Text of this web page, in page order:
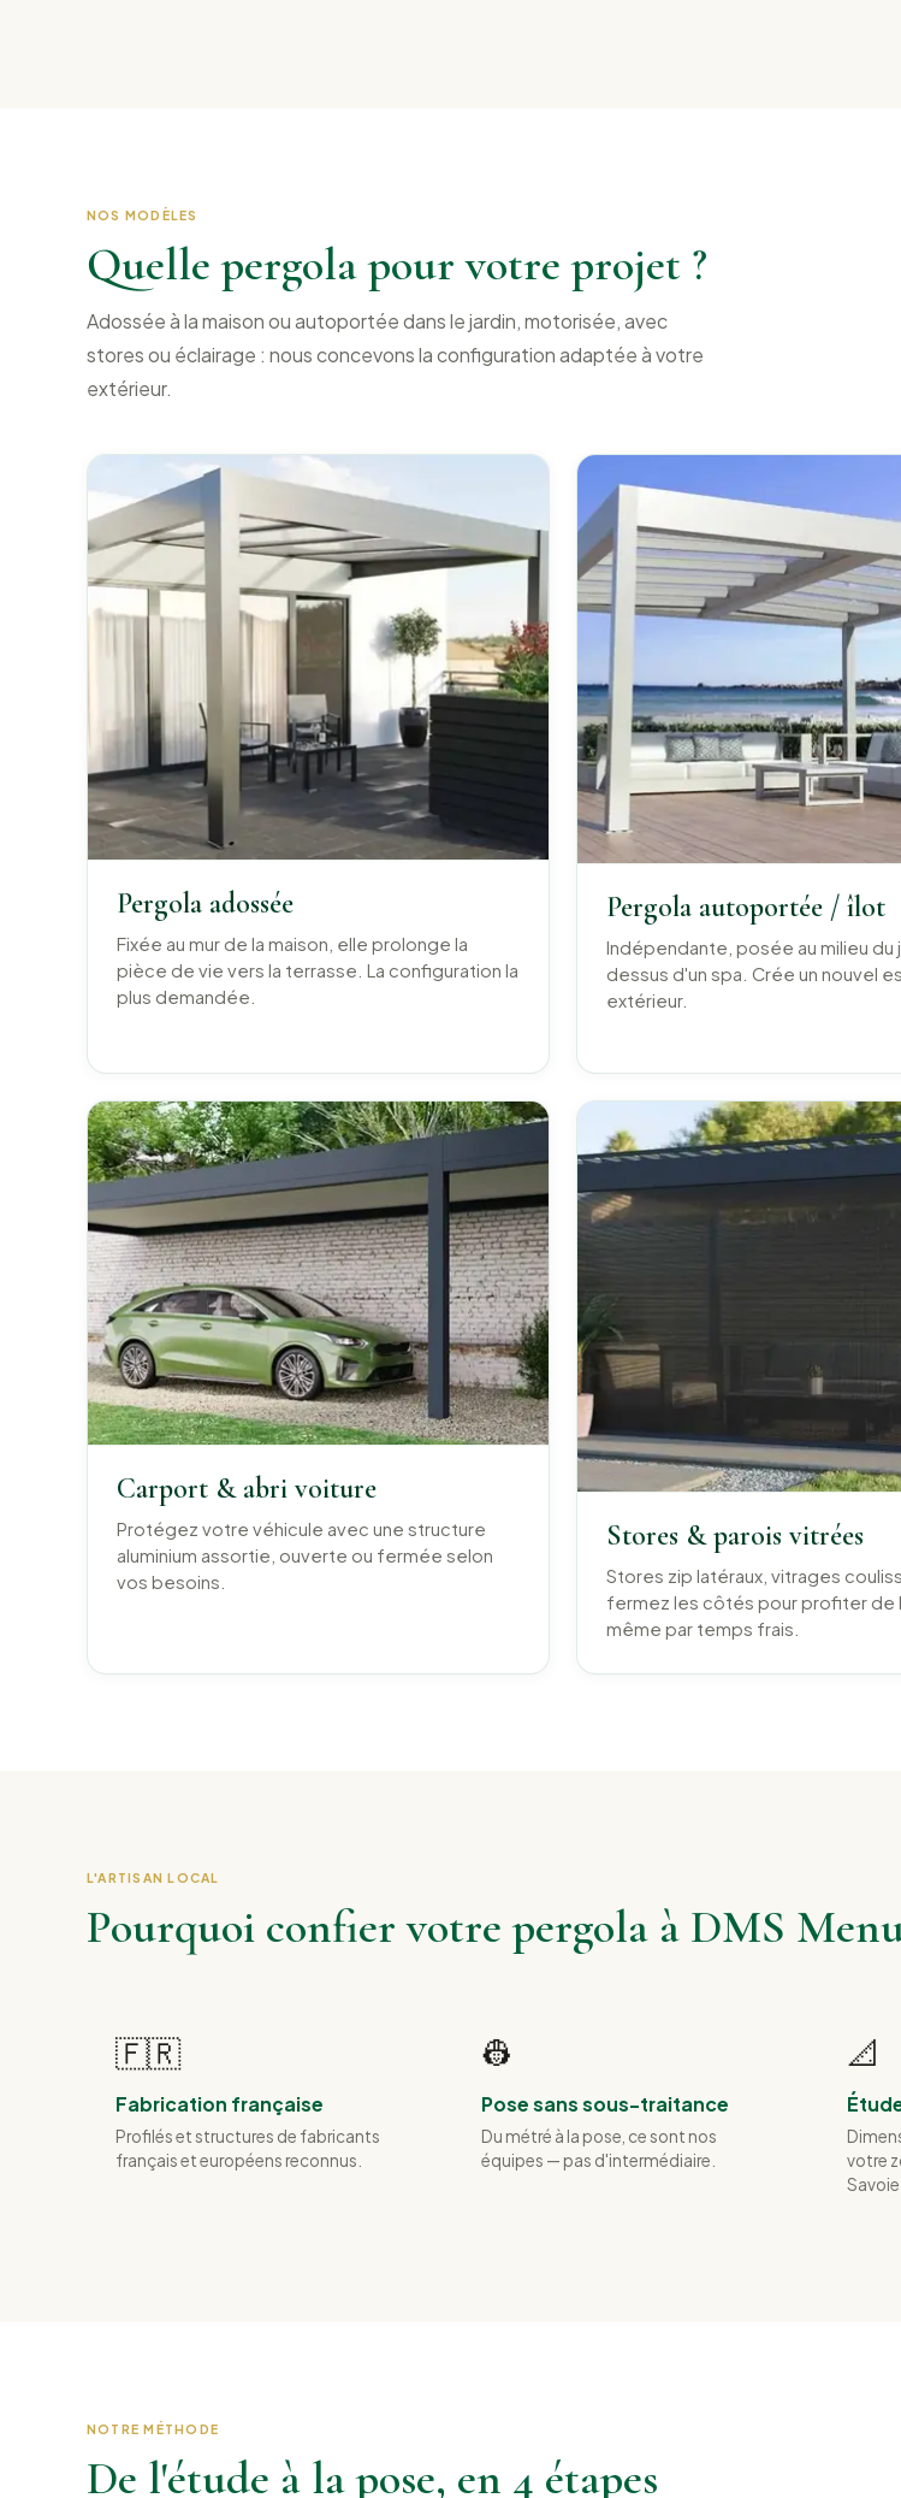
NOS MODÈLES
Quelle pergola pour votre projet ?
Adossée à la maison ou autoportée dans le jardin, motorisée, avec
stores ou éclairage : nous concevons la configuration adaptée à votre
extérieur.
Pergola adossée
Fixée au mur de la maison, elle prolonge la
pièce de vie vers la terrasse. La configuration la
plus demandée.
Pergola autoportée / îlot
Indépendante, posée au milieu du
dessus d'un spa. Crée un nouvel
extérieur.
Carport & abri voiture
Protégez votre véhicule avec une structure
aluminium assortie, ouverte ou fermée selon
vos besoins.
Stores & parois vitrées
Stores zip latéraux, vitrages
fermez les côtés pour profiter de
même par temps frais.
L'ARTISAN LOCAL
Pourquoi confier votre pergola à DMS
🇫🇷
Fabrication française
Profilés et structures de fabricants
français et européens reconnus.
👷
Pose sans sous-traitance
Du métré à la pose, ce sont nos
équipes — pas d'intermédiaire.
📐
votre
NOTRE MÉTHODE
De l'étude à la pose, en 4 étapes